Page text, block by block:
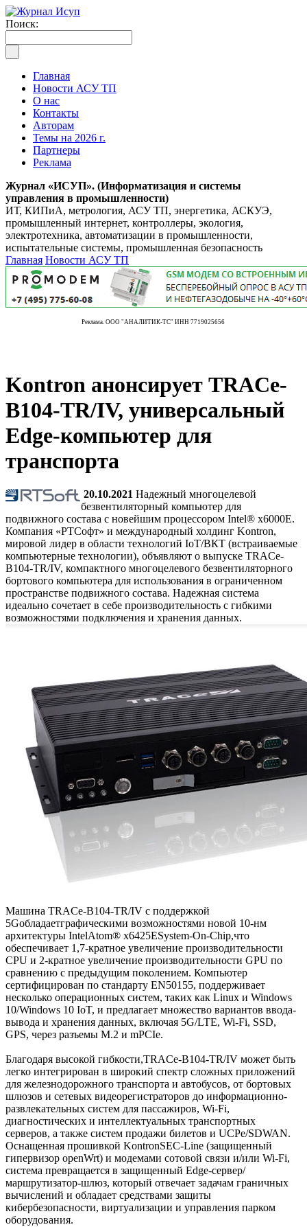
Поиск:
Главная
Новости АСУ ТП
О нас
Контакты
Авторам
Темы на 2026 г.
Партнеры
Реклама
Журнал «ИСУП». (Информатизация и системы
управления в промышленности)
ИТ, КИПиА, метрология, АСУ ТП, энергетика, АСКУЭ,
промышленный интернет, контроллеры, экология,
электротехника, автоматизации в промышленности,
испытательные системы, промышленная безопасность
Главная Новости АСУ ТП
Реклама. ООО "АНАЛИТИК-ТС" ИНН 7719025656
Kontron анонсирует TRACe-
B104-TR/IV, универсальный
Edge-компьютер для
транспорта
20.10.2021 Надежный многоцелевой
безвентиляторный компьютер для
подвижного состава с новейшим процессором Intel® x6000E.
Компания «РТСофт» и международный холдинг Kontron,
мировой лидер в области технологий IoT/ВКТ (встраиваемые
компьютерные технологии), объявляют о выпуске TRACe-
B104-TR/IV, компактного многоцелевого безвентиляторного
бортового компьютера для использования в ограниченном
пространстве подвижного состава. Надежная система
идеально сочетает в себе производительность с гибкими
возможностями подключения и хранения данных.
Машина TRACe-B104-TR/IV с поддержкой
5Gобладаетграфическими возможностями новой 10-нм
архитектуры IntelAtom® x6425ESystem-On-Chip,что
обеспечивает 1,7-кратное увеличение производительности
CPU и 2-кратное увеличение производительности GPU по
сравнению с предыдущим поколением. Компьютер
сертифицирован по стандарту EN50155, поддерживает
несколько операционных систем, таких как Linux и Windows
10/Windows 10 IoT, и предлагает множество вариантов ввода-
вывода и хранения данных, включая 5G/LTE, Wi-Fi, SSD,
GPS, через разъемы M.2 и mPCIe.
Благодаря высокой гибкости,TRACe-B104-TR/IV может быть
легко интегрирован в широкий спектр сложных приложений
для железнодорожного транспорта и автобусов, от бортовых
шлюзов и сетевых видеорегистраторов до информационно-
развлекательных систем для пассажиров, Wi-Fi,
диагностических и интеллектуальных транспортных
серверов, а также систем продажи билетов и UCPe/SDWAN.
Оснащенная прошивкой KontronSEC-Line (защищенный
гипервизор openWrt) и модемами сотовой связи и/или Wi-Fi,
система превращается в защищенный Edge-сервер/
маршрутизатор-шлюз, который отвечает задачам граничных
вычислений и обладает средствами защиты
кибербезопасности, виртуализации и управления парком
оборудования.